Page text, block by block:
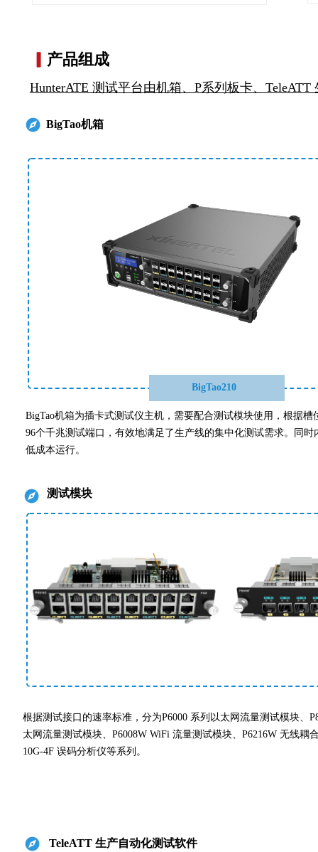
HunterATE 测试平台由机箱、P系列板卡、
BigTao机箱
뀶
BigTao210
BigTao机箱为插卡式测试仪主机，需要配合测试模块使用，根据槽
96个千兆测试端口，有效地满足了生产线的集中化测试需求。同
低成本运行。
뀶 测试模块
根据测试接口的速率标准，分为P6000 系列以太网流量测试模块、
太网流量测试模块、P6008W WiFi 流量测试模块、P6216W 无线耦
10G-4F 误码分析仪等系列。
TeleATT 生产自动化测试软件
产品组成
뀶